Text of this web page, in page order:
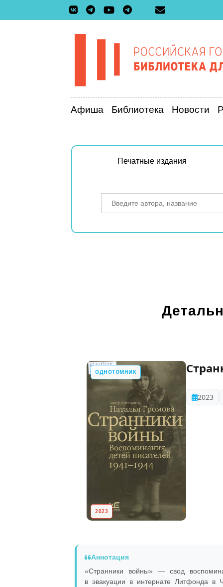
Афиша Библиотека Новости
Печатные издания
ОДНОТОМНИК
2023
2023
Аннотация
«Странники войны» — свод
в эвакуации в интернате Литфонда в